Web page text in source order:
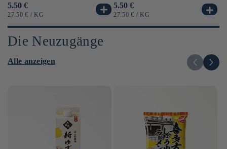
Normaler
Preis
5.50 €
GRUNDPREIS
27.50 € / PRO
KG
Normaler
Preis
5.50 €
GRUNDPREIS
27.50 € / PRO
KG
Die Neuzugänge
Alle anzeigen